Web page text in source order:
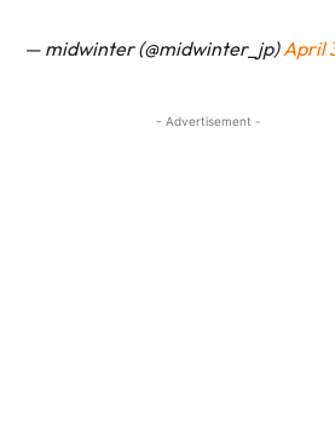
— midwinter (@midwinter_jp)April
- Advertisement -